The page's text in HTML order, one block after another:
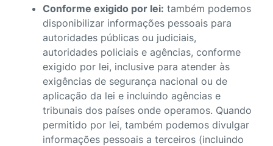
Conforme exigido por lei: também podemos
disponibilizar informações pessoais para
autoridades públicas ou judiciais,
autoridades policiais e agências, conforme
exigido por lei, inclusive para atender às
exigências de segurança nacional ou de
aplicação da lei e incluindo agências e
tribunais dos países onde operamos. Quando
permitido por lei, também podemos divulgar
informações pessoais a terceiros (incluindo